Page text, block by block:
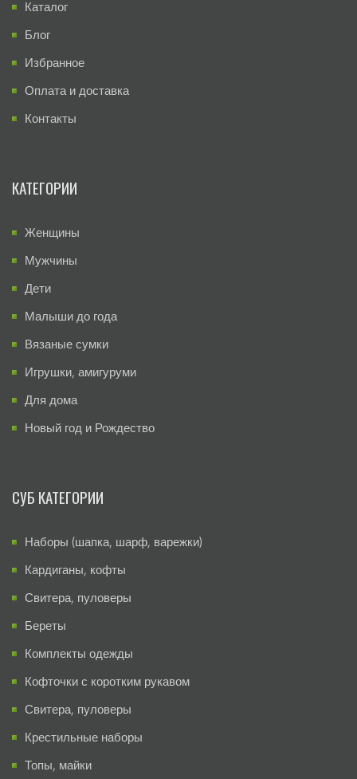
Каталог
Блог
Избранное
Оплата и доставка
Контакты
КАТЕГОРИИ
Женщины
Мужчины
Дети
Малыши до года
Вязаные сумки
Игрушки, амигуруми
Для дома
Новый год и Рождество
СУБ КАТЕГОРИИ
Наборы (шапка, шарф, варежки)
Кардиганы, кофты
Свитера, пуловеры
Береты
Комплекты одежды
Кофточки с коротким рукавом
Свитера, пуловеры
Крестильные наборы
Топы, майки